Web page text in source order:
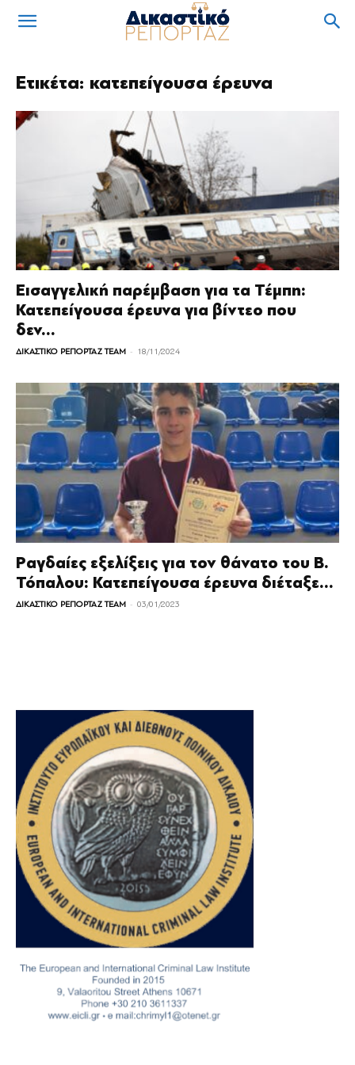
Ετικέτα: κατεπείγουσα έρευνα
Εισαγγελική παρέμβαση για τα Τέμπη:
Κατεπείγουσα έρευνα για βίντεο που
δεν...
ΔΙΚΑΣΤΙΚΟ ΡΕΠΟΡΤΑΖ TEAM - 18/11/2024
Ραγδαίες εξελίξεις για τον θάνατο του Β.
Τόπαλου: Κατεπείγουσα έρευνα διέταξε...
ΔΙΚΑΣΤΙΚΟ ΡΕΠΟΡΤΑΖ TEAM - 03/01/2023